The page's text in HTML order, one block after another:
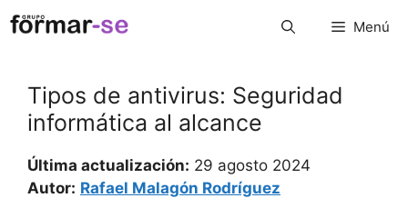
Saltar
al
Menú
Tipos de antivirus: Seguridad
informática al alcance
Última actualización: 29 agosto 2024
Autor: Rafael Malagón Rodríguez